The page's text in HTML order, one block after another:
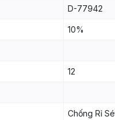
D-77942
10%
12
Chống Rỉ